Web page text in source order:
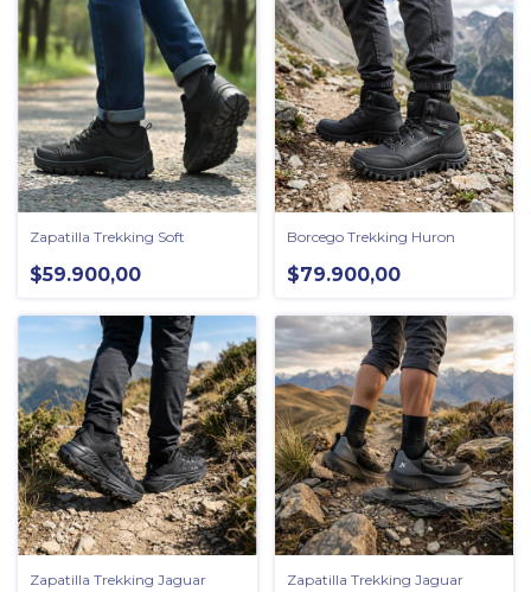
Zapatilla Trekking Soft
$59.900,00
Borcego Trekking Huron
$79.900,00
Zapatilla Trekking Jaguar Zapatilla Trekking Jaguar